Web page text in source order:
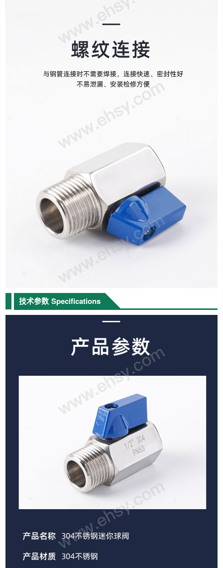
技术参数 Specifications